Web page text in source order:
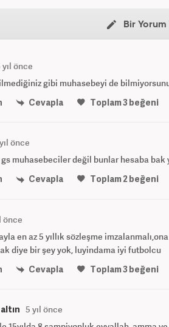
Bir Yorum
yıl önce
gibi muhasebeyi de
Cevapla Toplam3beğeni
önce
muhasebeciler değil bunlar hesaba bak
Cevapla Toplam2beğeni
önce
en az 5 yıllık sözleşme
diye bir şey yok, luyindama iyi futbolcu
Cevapla Toplam3beğeni
5 yıl önce